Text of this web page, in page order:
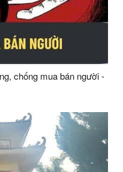
chống mua bán người -